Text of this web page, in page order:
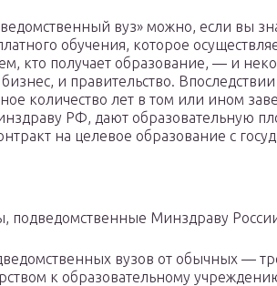
вуз» можно, если вы
обучения, которое
кто получает образование, — и
и правительство.
количество лет в том или ином
РФ, дают образовательную
на целевое образование с
подведомственные Минздраву
вузов от обычных —
к образовательному